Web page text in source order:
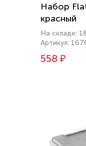
Набор
красный
На складе:
Артикул:
558 ₽